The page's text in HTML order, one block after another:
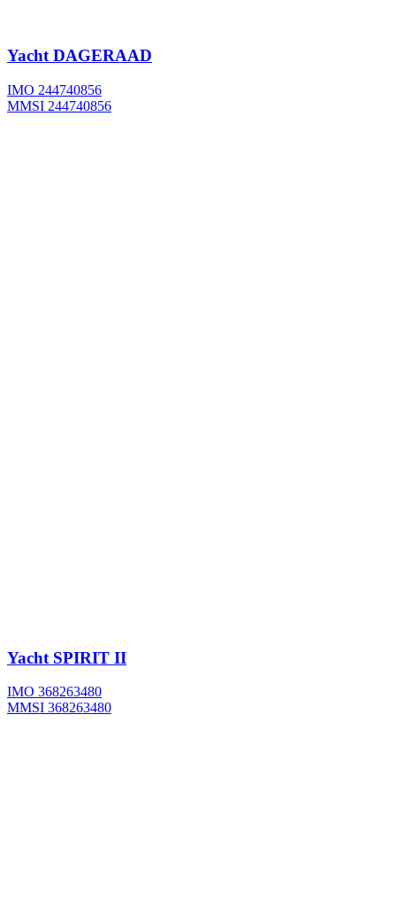
YachtDAGERAAD
IMO 244740856
MMSI 244740856
Yacht SPIRIT II
IMO 368263480
MMSI 368263480